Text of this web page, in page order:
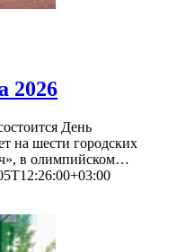
2026
День
на шести городских
в олимпийском…